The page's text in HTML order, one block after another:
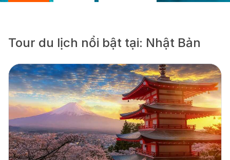
Tour du lịch nổi bật tại: Nhật Bản